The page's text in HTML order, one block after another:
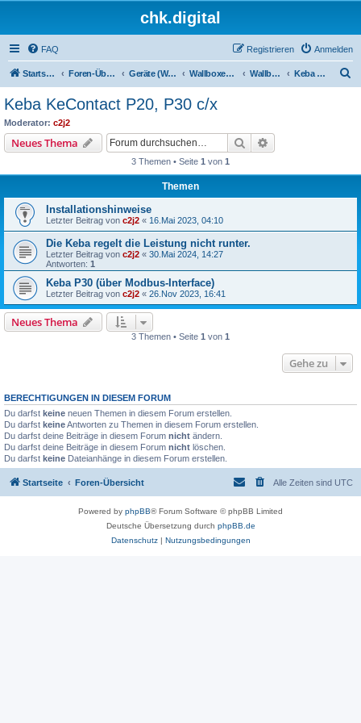
chk.digital
FAQ Anmelden
Registrieren
Startseite Foren-Übersicht Geräte (Wallboxen, Stromquellen, Autos) Wallboxen & Funkschalter Wallboxen ohne Phasenlimitierung Keba KeContact P20, P30 c/x
Keba KeContact P20, P30 c/x
Moderator: c2j2
Neues Thema Suche
3 Themen • Seite 1 von 1
Themen
Installationshinweise
Letzter Beitrag von c2j2 « 16.Mai 2023, 04:10
Die Keba regelt die Leistung nicht runter.
Letzter Beitrag von c2j2 « 30.Mai 2024, 14:27
Antworten: 1
Keba P30 (über Modbus-Interface)
Letzter Beitrag von c2j2 « 26.Nov 2023, 16:41
Neues Thema
3 Themen • Seite 1 von 1
Gehe zu
BERECHTIGUNGEN IN DIESEM FORUM
Du darfst keine neuen Themen in diesem Forum erstellen.
Du darfst keineAntworten zu Themen in diesem Forum erstellen.
Du darfst deine Beiträge in diesem Forum nicht ändern.
Du darfst deine Beiträge in diesem Forum nicht löschen.
Du darfst keine Dateianhänge in diesem Forum erstellen.
Startseite Foren-Übersicht Alle Zeiten sind UTC
Powered by phpBB® Forum Software © phpBB Limited
Deutsche Übersetzung durch phpBB.de
Datenschutz| Nutzungsbedingungen